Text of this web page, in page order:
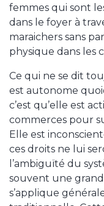
femmes qui sont
dans le foyer à
maraichers sans
physique dans les
Ce qui ne se dit
est autonome
c’est qu’elle est
commerces pour
Elle est
ces droits ne lui
l’ambiguïté du
souvent une
s’applique